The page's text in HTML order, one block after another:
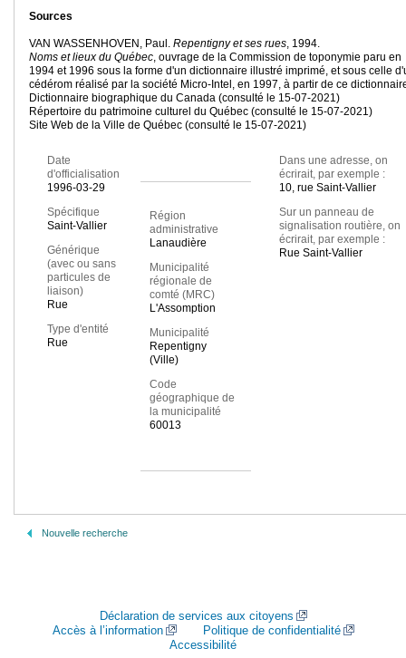
Sources
VAN WASSENHOVEN, Paul. Repentigny et ses rues, 1994.
Noms et lieux du Québec, ouvrage de la Commission de toponymie paru en
1994 et 1996 sous la forme d'un dictionnaire illustré imprimé, et sous celle
cédérom réalisé par la société Micro-Intel, en 1997, à partir de ce
Dictionnaire biographique du Canada (consulté le 15-07-2021)
Répertoire du patrimoine culturel du Québec (consulté le 15-07-2021)
Site Web de la Ville de Québec (consulté le 15-07-2021)
Date
d'officialisation
1996-03-29
Spécifique
Saint-Vallier
Générique
(avec ou sans
particules de
liaison)
Rue
Type d'entité
Rue
Région
administrative
Lanaudière
Municipalité
régionale de
comté (MRC)
L'Assomption
Municipalité
Repentigny
(Ville)
Code
géographique de
la municipalité
60013
Dans une adresse, on
écrirait, par exemple :
10, rue Saint-Vallier
Sur un panneau de
signalisation routière, on
écrirait, par exemple :
Rue Saint-Vallier
Nouvelle recherche
Déclaration de services aux citoyens
Accès à l’information
Politique de confidentialité
Accessibilité